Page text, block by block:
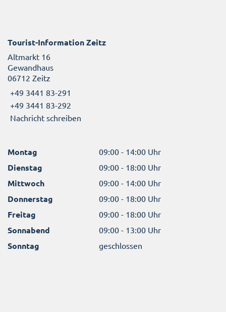
Tourist-Information Zeitz
Altmarkt 16
Gewandhaus
06712 Zeitz
+49 3441 83-291
+49 3441 83-292
Nachricht schreiben
Montag 09:00 - 14:00 Uhr
Dienstag 09:00 - 18:00 Uhr
Mittwoch 09:00 - 14:00 Uhr
Donnerstag 09:00 - 18:00 Uhr
Freitag 09:00 - 18:00 Uhr
Sonnabend 09:00 - 13:00 Uhr
Sonntag geschlossen